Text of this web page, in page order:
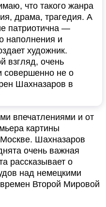
что такого жанра
драма, трагедия. А
патриотична —
наполнения и
художник.
взгляд, очень
совершенно не о
Шахназаров в
впечатлениями и от
картины
Шахназаров
очень важная
рассказывает о
над немецкими
Второй Мировой